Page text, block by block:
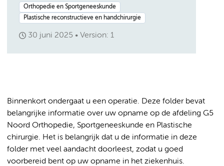
Orthopedie en Sportgeneeskunde
Plastische reconstructieve en handchirurgie
30 juni 2025 Version: 1
Binnenkort ondergaat u een operatie. Deze folder bevat
belangrijke informatie over uw opname op de afdeling G5
Noord Orthopedie, Sportgeneeskunde en Plastische
chirurgie. Het is belangrijk dat u de informatie in deze
folder met veel aandacht doorleest, zodat u goed
voorbereid bent op uw opname in het ziekenhuis.